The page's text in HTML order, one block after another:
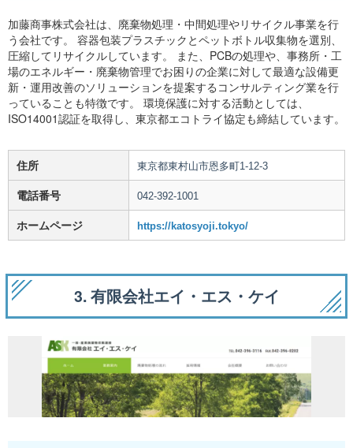
加藤商事株式会社は、廃棄物処理・中間処理やリサイクル事業を行
う会社です。 容器包装プラスチックとペットボトル収集物を選別、
圧縮してリサイクルしています。 また、PCBの処理や、事務所・工
場のエネルギー・廃棄物管理でお困りの企業に対して最適な設備更
新・運用改善のソリューションを提案するコンサルティング業を行
っていることも特徴です。 環境保護に対する活動としては、
ISO14001認証を取得し、東京都エコトライ協定も締結しています。
住所 東京都東村山市恩多町1-12-3
電話番号 042-392-1001
ホームページ https://katosyoji.tokyo/
3. 有限会社エイ・エス・ケイ